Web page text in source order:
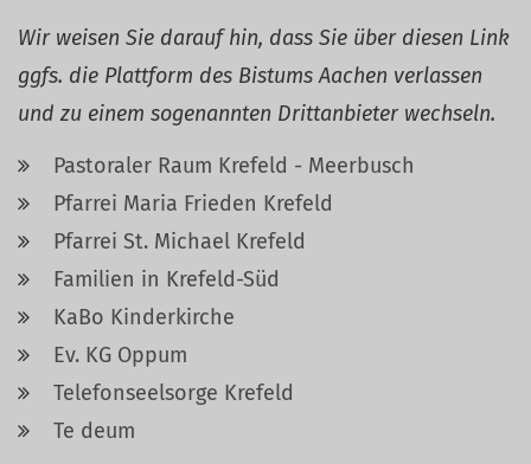
Wir weisen Sie darauf hin, dass Sie über diesen Link
ggfs. die Plattform des Bistums Aachen verlassen
und zu einem sogenannten Drittanbieter wechseln.
Pastoraler Raum Krefeld - Meerbusch
Pfarrei Maria Frieden Krefeld
Pfarrei St. Michael Krefeld
Familien in Krefeld-Süd
KaBo Kinderkirche
Ev. KG Oppum
Telefonseelsorge Krefeld
Te deum